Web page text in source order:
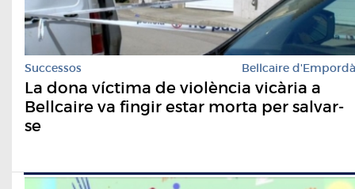
Successos Bellcaire d'Empordà
La dona víctima de violència vicària a
Bellcaire va fingir estar morta per salvar-
se